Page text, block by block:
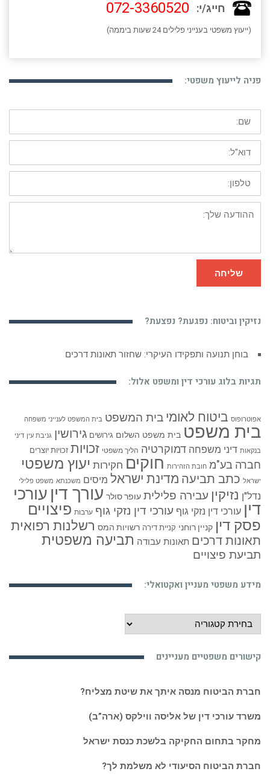
חייג/י: 072-3360520
(ייעוץ משפטי בענייני פלילים 24 שעות ביממה)
פניה לייעוץ משפטי:
שם:
דוא"ל:
טלפון:
ההודעה
שלך:
שליחה
נזיקין וביטוח: נפגעת? נפצעת?
בוחן תנועה ותפקידו העיקרי: שחזור תאונות דרכים
תגיות בלוג עורכי דין ומשפט אלול:
אפוטרופוס ביטוח לאומי בית המשפט בית המשפט לענייני משפחה
בית משפט בית משפט השלום גירושים גירושין גניבת עין דיני
בנקאות דיני משפחה דמוקרטיה הליך משפטי זכויות זכויות יוצרים
חברה בע"מ חובת הזהירות חוקים חקירות יעוץ משפטי
ישראל כתב תביעה מדינת ישראל מיסים משכנתא משפט פלילי
נדל"ן נזיקין עבירה פלילית עופר סולר עורך דין עורכי
דין עורכי דין נזקי גוף עורכי דין נזקי גוף ערבות פיצויים
פסק דין קניין רוחני קניית דירה רשויות המס רשלנות רפואית
תאונות דרכים תאונות עבודה תביעה משפטית
תביעת פיצויים
מידע משפטי מעניין ואקטואלי:
מידע
משפטי
ואקטואלי:
קישורים משפטיים מעניינים
חברת הביטוח מנסה איתך את שיטת מצליח?
משרד עורכי דין של אליסה ווילקס (ארה”ב)
מחקר בתחום החקיקה בלשכת כנסת ישראל
חברת הביטוח הסיעודי לא משלמת לך?